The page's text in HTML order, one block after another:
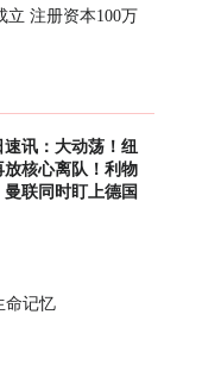
立 注册资本100万
速讯：大动荡！纽
放核心离队！利物
曼联同时盯上德国
命记忆